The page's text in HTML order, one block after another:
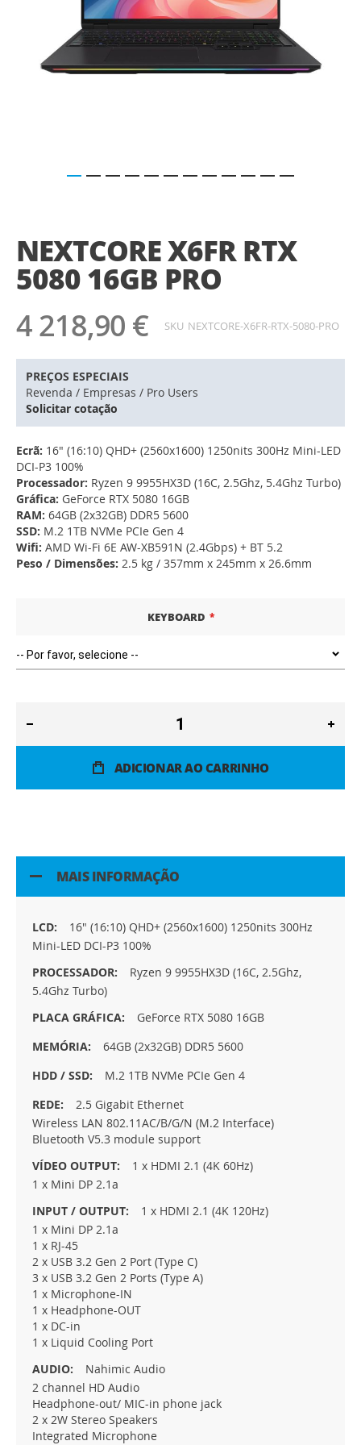
NEXTCORE X6FR RTX
5080 16GB PRO
4 218,90 € SKU NEXTCORE-X6FR-RTX-5080-PRO
PREÇOS ESPECIAIS
Revenda / Empresas / Pro Users
Solicitar cotação
Ecrã: 16" (16:10) QHD+ (2560x1600) 1250nits 300Hz Mini-LED
DCI-P3 100%
Processador: Ryzen 9 9955HX3D (16C, 2.5Ghz, 5.4Ghz Turbo)
Gráfica: GeForce RTX 5080 16GB
RAM: 64GB (2x32GB) DDR5 5600
SSD: M.2 1TB NVMe PCIe Gen 4
Wifi: AMD Wi-Fi 6E AW-XB591N (2.4Gbps) + BT 5.2
Peso / Dimensões: 2.5 kg / 357mm x 245mm x 26.6mm
KEYBOARD
ADICIONAR AO CARRINHO
início
da
Galeria
de
MAIS INFORMAÇÃO
Mais
informação
16" (16:10) QHD+ (2560x1600) 1250nits 300Hz
Mini-LED DCI-P3 100%
Ryzen 9 9955HX3D (16C, 2.5Ghz,
5.4Ghz Turbo)
GeForce RTX 5080 16GB
64GB (2x32GB) DDR5 5600
M.2 1TB NVMe PCIe Gen 4
2.5 Gigabit Ethernet
Wireless LAN 802.11AC/B/G/N (M.2 Interface)
Bluetooth V5.3 module support
1 x HDMI 2.1 (4K 60Hz)
1 x Mini DP 2.1a
1 x HDMI 2.1 (4K 120Hz)
1 x Mini DP 2.1a
1 x RJ-45
2 x USB 3.2 Gen 2 Port (Type C)
3 x USB 3.2 Gen 2 Ports (Type A)
1 x Microphone-IN
1 x Headphone-OUT
1 x DC-in
1 x Liquid Cooling Port
Nahimic Audio
2 channel HD Audio
Headphone-out/ MIC-in phone jack
2 x 2W Stereo Speakers
Integrated Microphone